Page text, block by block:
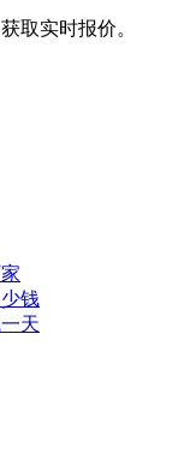
取实时报价。
钱
天